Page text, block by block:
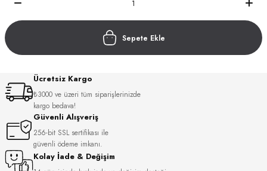
Sepete Ekle
Ücretsiz Kargo
₺3000 ve üzeri tüm siparişlerinizde
kargo bedava!
Güvenli Alışveriş
256-bit SSL sertifikası ile
güvenli ödeme imkanı.
Kolay İade & Değişim